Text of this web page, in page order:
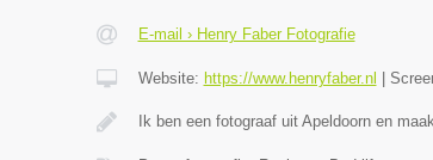
E-mail › Henry Faber Fotografie
Website: https://www.henryfaber.nl
Ik ben een fotograaf uit Apeldoorn en